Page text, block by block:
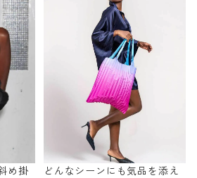
め掛
どんなシーンにも気品を添え